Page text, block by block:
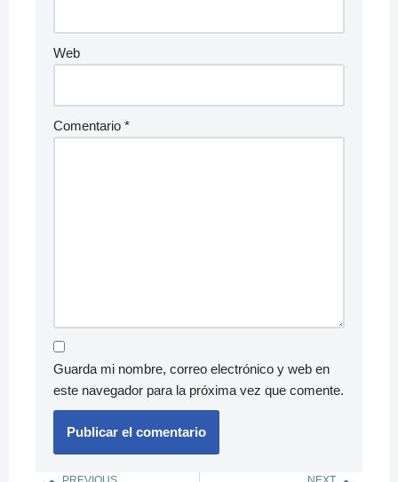
Web
Comentario *
Guarda mi nombre, correo electrónico y web en
este navegador para la próxima vez que comente.